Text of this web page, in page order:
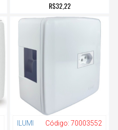
R$32,22
ILUMI Código: 70003552